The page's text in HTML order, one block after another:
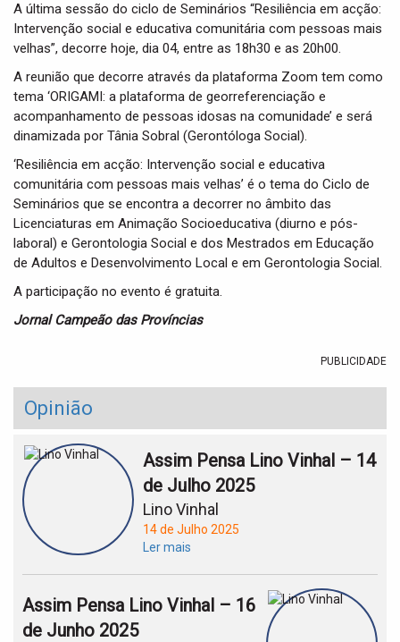
o
n
A última sessão do ciclo de Seminários “Resiliência em acção:
Intervenção social e educativa comunitária com pessoas mais
velhas”, decorre hoje, dia 04, entre as 18h30 e as 20h00.
A reunião que decorre através da plataforma Zoom tem como
tema ‘ORIGAMI: a plataforma de georreferenciação e
acompanhamento de pessoas idosas na comunidade’ e será
dinamizada por Tânia Sobral (Gerontóloga Social).
‘Resiliência em acção: Intervenção social e educativa
comunitária com pessoas mais velhas’ é o tema do Ciclo de
Seminários que se encontra a decorrer no âmbito das
Licenciaturas em Animação Socioeducativa (diurno e pós-
laboral) e Gerontologia Social e dos Mestrados em Educação
de Adultos e Desenvolvimento Local e em Gerontologia Social.
A participação no evento é gratuita.
Jornal Campeão das Províncias
PUBLICIDADE
Opinião
Assim Pensa Lino Vinhal – 14
de Julho 2025
Lino Vinhal
14 de Julho 2025
Ler mais
Assim Pensa Lino Vinhal – 16
de Junho 2025